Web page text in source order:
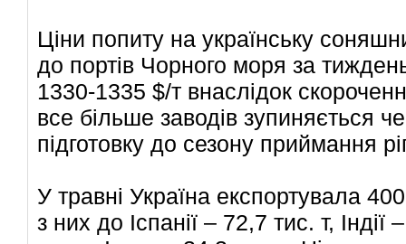
Ціни попиту на українську
до портів Чорного моря за
1330-1335 $/т внаслідок
все більше заводів зупиняється
підготовку до сезону приймання
У травні Україна експортувала
з них до Іспанії – 72,7 тис. т, Індії